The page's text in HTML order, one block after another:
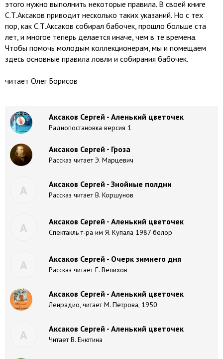
этого нужно выполнить некоторые правила. В своей книге
С.Т.Аксаков приводит несколько таких указаний. Но с тех
пор, как С.Т.Аксаков собирал бабочек, прошло больше ста
лет, и многое теперь делается иначе, чем в те времена.
Чтобы помочь молодым коллекционерам, мы и помещаем
здесь основные правила ловли и собирания бабочек.
читает Олег Борисов
Аксаков Сергей - Аленький цветочек
Радиопостановка версия 1
Аксаков Сергей - Гроза
Рассказ читает Э. Марцевич
А Аксаков Сергей - Знойные полдни
Рассказ читает В. Коршунов
А Аксаков Сергей - Аленький цветочек
Спектакль т-ра им Я. Купала 1987 белор
А Аксаков Сергей - Очерк зимнего дня
Рассказ читает Е. Велихов
Аксаков Сергей - Аленький цветочек
Ленрадио, читает М. Петрова, 1950
А Аксаков Сергей - Аленький цветочек
Читает В. Енютина